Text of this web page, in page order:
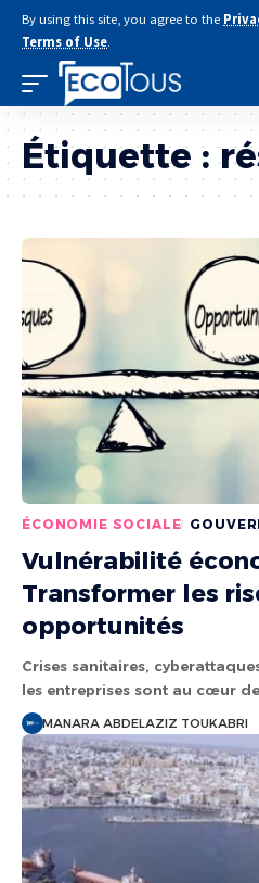
By using this site, you agree to the
Terms of Use.
Étiquette :
ÉCONOMIE SOCIALE
Vulnérabilité
Transformer les
opportunités
Crises sanitaires,
les entreprises sont au cœur
MANARA ABDELAZIZ TOUKABRI